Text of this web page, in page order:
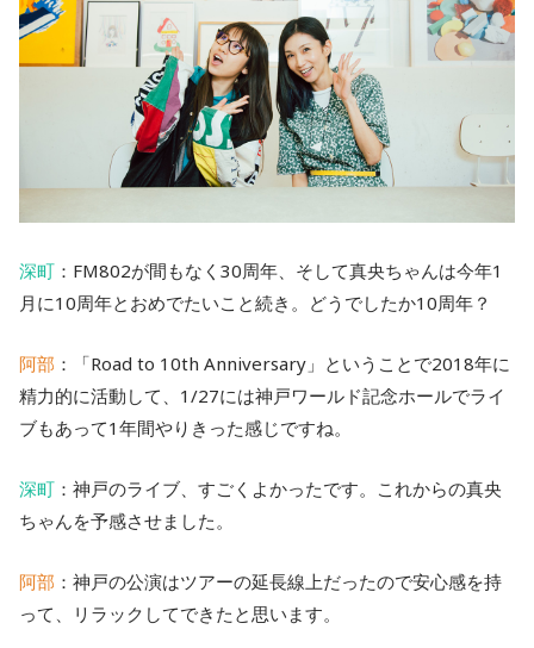
深町 ：FM802が間もなく30周年、そして真央ちゃんは今年1
月に10周年とおめでたいこと続き。どうでしたか10周年？
阿部 ：「Road to 10th Anniversary」ということで2018年に
精力的に活動して、1/27には神戸ワールド記念ホールでライ
ブもあって1年間やりきった感じですね。
深町 ：神戸のライブ、すごくよかったです。これからの真央
ちゃんを予感させました。
阿部 ：神戸の公演はツアーの延長線上だったので安心感を持
って、リラックしてできたと思います。